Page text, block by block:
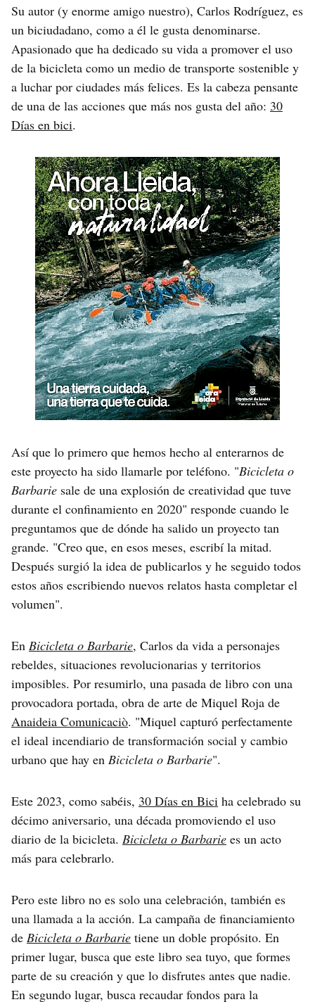
Su autor (y enorme amigo nuestro), Carlos Rodríguez, es
un biciudadano, como a él le gusta denominarse.
Apasionado que ha dedicado su vida a promover el uso
de la bicicleta como un medio de transporte sostenible y
a luchar por ciudades más felices. Es la cabeza pensante
de una de las acciones que más nos gusta del año: 30
Días en bici.
Así que lo primero que hemos hecho al enterarnos de
este proyecto ha sido llamarle por teléfono. "Bicicleta o
Barbarie sale de una explosión de creatividad que tuve
durante el confinamiento en 2020" responde cuando le
preguntamos que de dónde ha salido un proyecto tan
grande. "Creo que, en esos meses, escribí la mitad.
Después surgió la idea de publicarlos y he seguido todos
estos años escribiendo nuevos relatos hasta completar el
volumen".
En Bicicleta o Barbarie, Carlos da vida a personajes
rebeldes, situaciones revolucionarias y territorios
imposibles. Por resumirlo, una pasada de libro con una
provocadora portada, obra de arte de Miquel Roja de
Anaideia Comunicaciò. "Miquel capturó perfectamente
el ideal incendiario de transformación social y cambio
urbano que hay en Bicicleta o Barbarie".
Este 2023, como sabéis, 30 Días en Bici ha celebrado su
décimo aniversario, una década promoviendo el uso
diario de la bicicleta. Bicicleta o Barbarie es un acto
más para celebrarlo.
Pero este libro no es solo una celebración, también es
una llamada a la acción. La campaña de financiamiento
de Bicicleta o Barbarie tiene un doble propósito. En
primer lugar, busca que este libro sea tuyo, que formes
parte de su creación y que lo disfrutes antes que nadie.
En segundo lugar, busca recaudar fondos para la